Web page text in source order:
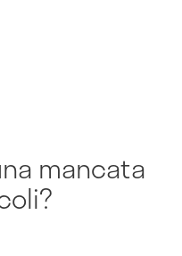
mancata